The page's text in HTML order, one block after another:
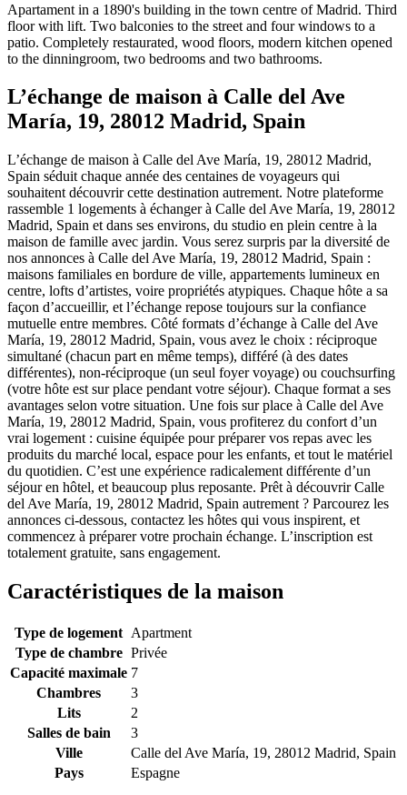
Apartament in a 1890's building in the town centre of Madrid. Third
floor with lift. Two balconies to the street and four windows to a
patio. Completely restaurated, wood floors, modern kitchen opened
to the dinningroom, two bedrooms and two bathrooms.
L’échange de maison à Calle del Ave
María, 19, 28012 Madrid, Spain
L’échange de maison à Calle del Ave María, 19, 28012 Madrid,
Spain séduit chaque année des centaines de voyageurs qui
souhaitent découvrir cette destination autrement. Notre plateforme
rassemble 1 logements à échanger à Calle del Ave María, 19, 28012
Madrid, Spain et dans ses environs, du studio en plein centre à la
maison de famille avec jardin. Vous serez surpris par la diversité de
nos annonces à Calle del Ave María, 19, 28012 Madrid, Spain :
maisons familiales en bordure de ville, appartements lumineux en
centre, lofts d’artistes, voire propriétés atypiques. Chaque hôte a sa
façon d’accueillir, et l’échange repose toujours sur la confiance
mutuelle entre membres. Côté formats d’échange à Calle del Ave
María, 19, 28012 Madrid, Spain, vous avez le choix : réciproque
simultané (chacun part en même temps), différé (à des dates
différentes), non-réciproque (un seul foyer voyage) ou couchsurfing
(votre hôte est sur place pendant votre séjour). Chaque format a ses
avantages selon votre situation. Une fois sur place à Calle del Ave
María, 19, 28012 Madrid, Spain, vous profiterez du confort d’un
vrai logement : cuisine équipée pour préparer vos repas avec les
produits du marché local, espace pour les enfants, et tout le matériel
du quotidien. C’est une expérience radicalement différente d’un
séjour en hôtel, et beaucoup plus reposante. Prêt à découvrir Calle
del Ave María, 19, 28012 Madrid, Spain autrement ? Parcourez les
annonces ci-dessous, contactez les hôtes qui vous inspirent, et
commencez à préparer votre prochain échange. L’inscription est
totalement gratuite, sans engagement.
Caractéristiques de la maison
Type de logement Apartment
Type de chambre Privée
Capacité maximale 7
Chambres
3
Lits
2
Salles de bain
3
Ville
Calle del Ave María, 19, 28012 Madrid, Spain
Pays
Espagne